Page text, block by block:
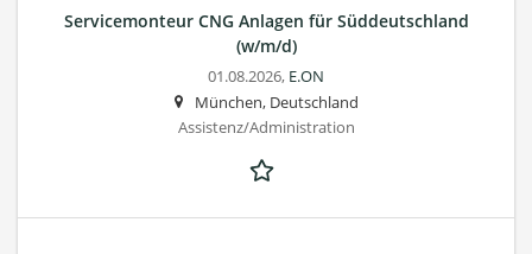
Servicemonteur CNG Anlagen für Süddeutschland
(w/m/d)
01.08.2026, E.ON
München, Deutschland
Assistenz/Administration